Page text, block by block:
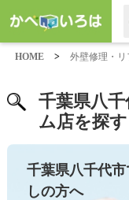
HOME > 外壁修理・
千葉県八
ム店を探す
千葉県八千代
しの方へ